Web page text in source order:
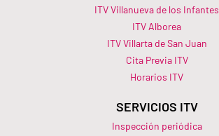
ITV Villanueva de los Infantes
ITV Alborea
ITV Villarta de San Juan
Cita Previa ITV
Horarios ITV​
SERVICIOS ITV
Inspección periódica